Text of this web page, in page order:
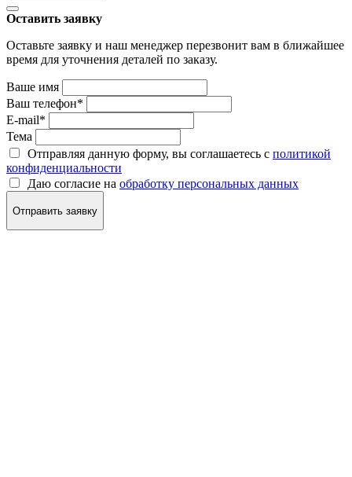
Оставить заявку
Оставьте заявку и наш менеджер перезвонит вам в ближайшее
время для уточнения деталей по заказу.
Ваше имя
Ваш телефон*
E-mail*
Тема
Отправляя данную форму, вы соглашаетесь с политикой
конфиденциальности
Даю согласие на обработку персональных данных
Отправить заявку